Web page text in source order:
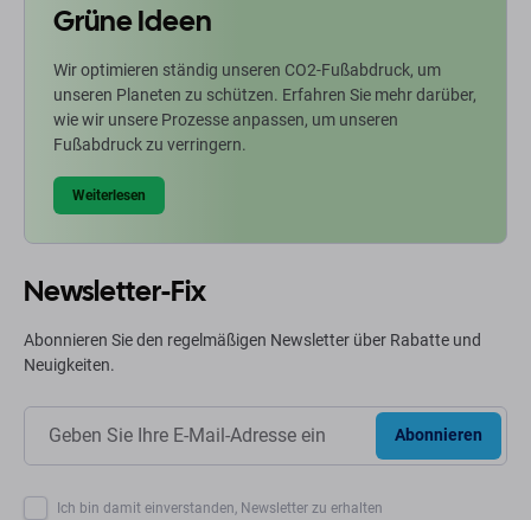
Grüne Ideen
Wir optimieren ständig unseren CO2-Fußabdruck, um
unseren Planeten zu schützen. Erfahren Sie mehr darüber,
wie wir unsere Prozesse anpassen, um unseren
Fußabdruck zu verringern.
Weiterlesen
Newsletter-Fix
Abonnieren Sie den regelmäßigen Newsletter über Rabatte und
Neuigkeiten.
Abonnieren
Ich bin damit einverstanden, Newsletter zu erhalten